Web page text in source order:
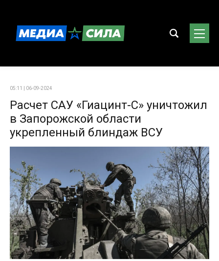
05:11 | 06-09-2024
Расчет САУ «Гиацинт-С» уничтожил
в Запорожской области
укрепленный блиндаж ВСУ